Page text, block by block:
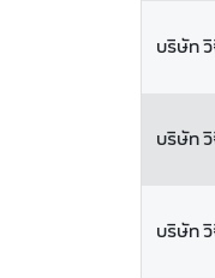
บริษัท
บริษัท
บริษัท